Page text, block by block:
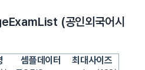
(공인외국어시
셈플데이터
최대사이즈